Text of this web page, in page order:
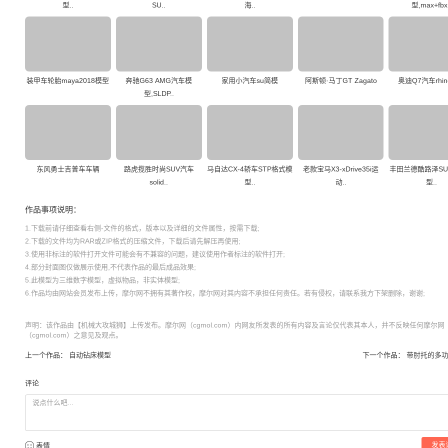
型..
SU..
海..
型,max+fbx..
装甲车轮胎maya2018模型
奔驰G63 AMG汽车模
型,SLDP..
家用小汽车su简模 阿斯顿·马丁GT Zagato 奥迪Q7汽车
东风勇士吉普车车辆
路虎揽胜时尚SUV汽车
solid..
马自达CX-4轿车STP格式模
型..
老款宝马X3-xDrive35i运
动..
丰田兰德酷路泽
型..
作品事项说明：
1.下载前请仔细查看右侧-文件的格式，版本以及详细的文件属性，按需下载;
2.下载的文件均为RAR或ZIP格式的压缩文件，下载后请先解压再使用;
3.使用非标注的软件打开文件可能会有不兼容的问题，建议使用作者标注的软件打开;
4.部分封面图仅做展示使用,不代表作品的最后成品效果;
5.此模型为三维数字模型，虚拟物品，非实体模型;
声明：该作品由【机械大攻城狮】上传发布。摩尔网（cgmol.com）内网友所发表的所有内容及言论仅代表其本人，并不反映任何摩尔网
（cgmol.com）之意见及观点。
上一个作品： 自动钻床模型 下一个作品： 带肘托的多
评论
发表
表情